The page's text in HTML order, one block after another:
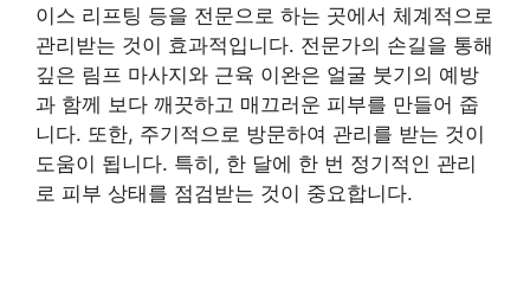
이스 리프팅 등을 전문으로 하는 곳에서 체계적으로
관리받는 것이 효과적입니다. 전문가의 손길을 통해
깊은 림프 마사지와 근육 이완은 얼굴 붓기의 예방
과 함께 보다 깨끗하고 매끄러운 피부를 만들어 줍
니다. 또한, 주기적으로 방문하여 관리를 받는 것이
도움이 됩니다. 특히, 한 달에 한 번 정기적인 관리
로 피부 상태를 점검받는 것이 중요합니다.